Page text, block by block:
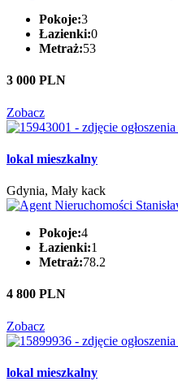
Pokoje:3
Łazienki:0
Metraż:53
3 000 PLN
Zobacz
lokal mieszkalny
Gdynia, Mały kack
Pokoje:4
Łazienki:1
Metraż:78.2
4 800 PLN
Zobacz
lokal mieszkalny